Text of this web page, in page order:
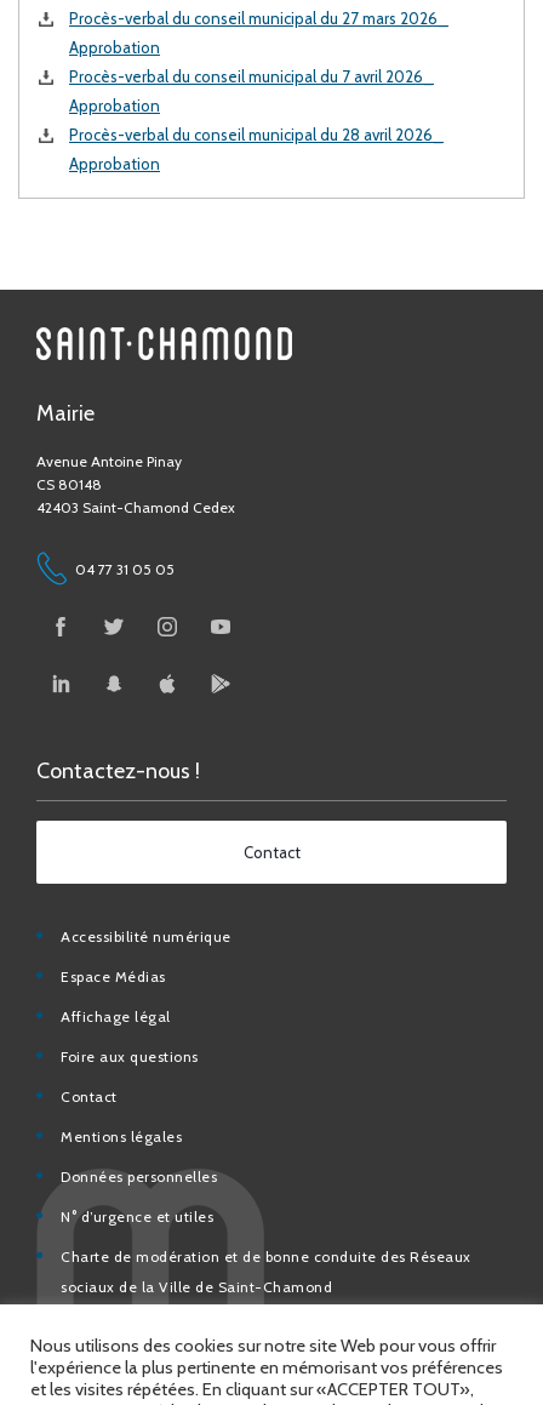
Procès-verbal du conseil municipal du 27 mars 2026_
Approbation
Procès-verbal du conseil municipal du 7 avril 2026_
Approbation
Procès-verbal du conseil municipal du 28 avril 2026_
Approbation
Mairie
Avenue Antoine Pinay
CS 80148
42403 Saint-Chamond Cedex
04 77 31 05 05
Contactez-nous !
Contact
Accessibilité numérique
Espace Médias
Affichage légal
Foire aux questions
Contact
Mentions légales
Données personnelles
N° d’urgence et utiles
Charte de modération et de bonne conduite des Réseaux
sociaux de la Ville de Saint-Chamond
Nous utilisons des cookies sur notre site Web pour vous offrir
l'expérience la plus pertinente en mémorisant vos préférences
et les visites répétées. En cliquant sur «ACCEPTER TOUT»,